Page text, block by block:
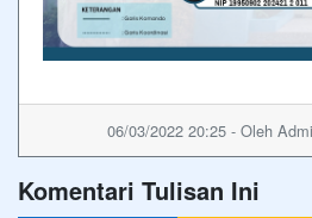
06/03/2022 20:25 - Oleh
Komentari Tulisan Ini